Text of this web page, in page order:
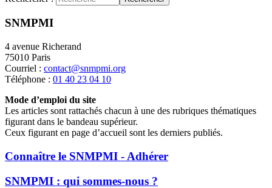
SNMPMI
4 avenue Richerand
75010 Paris
Courriel : contact@snmpmi.org
Téléphone : 01 40 23 04 10
Mode d’emploi du site
Les articles sont rattachés chacun à une des rubriques thématiques
figurant dans le bandeau supérieur.
Ceux figurant en page d’accueil sont les derniers publiés.
Connaître le SNMPMI - Adhérer
SNMPMI : qui sommes-nous ?